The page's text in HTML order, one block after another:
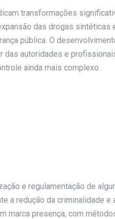
transformações
das drogas sintéticas
pública. O
autoridades e
ainda mais complexo.
e regulamentação de
a redução da criminalidade e
marca presença, com